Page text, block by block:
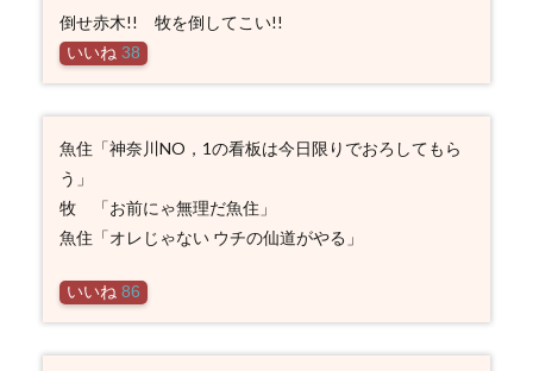
倒せ赤木!! 牧を倒してこい!!
いいね 38
魚住「神奈川NO，1の看板は今日限りでおろしてもら
う」
牧 「お前にゃ無理だ魚住」
魚住「オレじゃない ウチの仙道がやる」
いいね 86